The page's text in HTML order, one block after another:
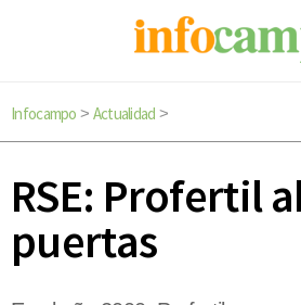
Infocampo > Actualidad >
RSE: Profertil
puertas